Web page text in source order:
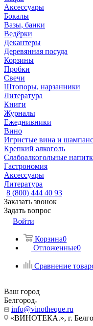
Аксессуары
Бокалы
Вазы, банки
Ведёрки
Декантеры
Деревянная посуда
Корзины
Пробки
Свечи
Штопоры, нарзанники
Литература
Книги
Журналы
Ежеднивники
Вино
Игристые вина и
Крепкий алкоголь
Слабоалкогольные
Гастрономия
Аксессуары
Литература
8 (800) 444 40 93
Заказать звонок
Задать вопрос
Войти
Корзина0
Отложенные0
Сравнение
Ваш город
Белгород
info@vinotheque.ru
«ВИНОТЕКА.», г.